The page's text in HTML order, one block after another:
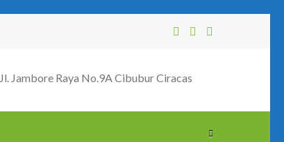
Jl. Jambore Raya No.9A Cibubur Ciracas